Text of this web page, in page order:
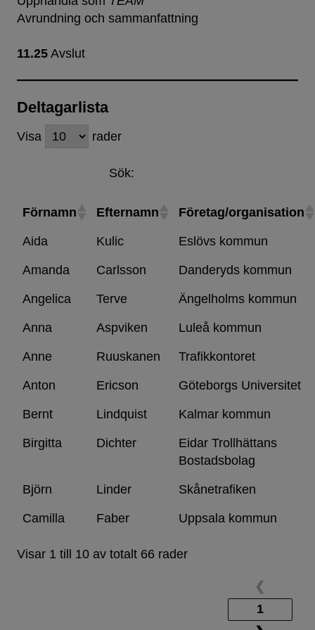
Avrundning och sammanfattning
11.25 Avslut
Deltagarlista
Visa rader
Sök:
Förnamn Efternamn Företag/organisation
Aida Kulic Eslövs kommun
Amanda Carlsson Danderyds kommun
Angelica Terve Ängelholms kommun
Anna Aspviken Luleå kommun
Anne Ruuskanen Trafikkontoret
Anton Ericson Göteborgs Universitet
Bernt Lindquist Kalmar kommun
Birgitta Dichter
Eidar Trollhättans
Bostadsbolag
Björn Linder Skånetrafiken
Camilla Faber Uppsala kommun
Visar 1 till 10 av totalt 66 rader
❮
1